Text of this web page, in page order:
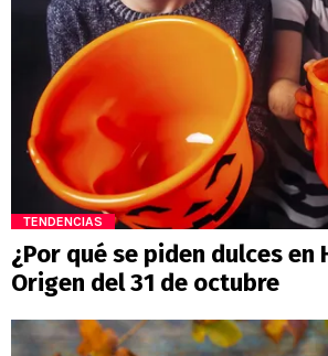
TENDENCIAS
¿Por qué se piden dulces en
Origen del 31 de octubre